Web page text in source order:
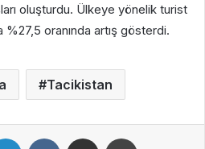
oluşturdu. Ülkeye yönelik turist
%27,5 oranında artış gösterdi.
Tacikistan